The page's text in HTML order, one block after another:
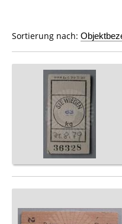
Sortierung nach: